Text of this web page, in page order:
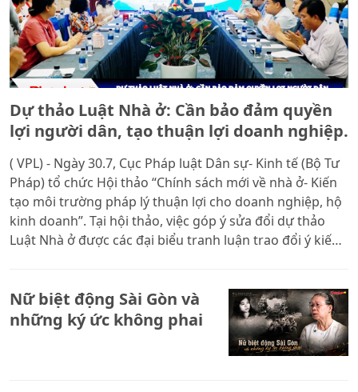
Dự thảo Luật Nhà ở: Cần bảo đảm quyền
lợi người dân, tạo thuận lợi doanh nghiệp.
( VPL) - Ngày 30.7, Cục Pháp luật Dân sự- Kinh tế (Bộ Tư
Pháp) tổ chức Hội thảo “Chính sách mới về nhà ở- Kiến
tạo môi trường pháp lý thuận lợi cho doanh nghiệp, hộ
kinh doanh”. Tại hội thảo, việc góp ý sửa đổi dự thảo
Luật Nhà ở được các đại biểu tranh luận trao đổi ý kiến
Nữ biệt động Sài Gòn và
những ký ức không phai